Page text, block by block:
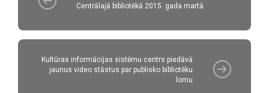
Centrālajā bibliotēkā 2015. gada martā
Kultūras informācijas sistēmu centrs piedāvā
jaunus video stāstus par publisko bibliotēku
lomu